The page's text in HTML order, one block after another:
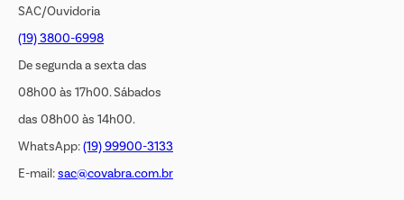
SAC/Ouvidoria
(19) 3800-6998
De segunda a sexta das
08h00 às 17h00. Sábados
das 08h00 às 14h00.
WhatsApp:(19) 99900-3133
E-mail:sac@covabra.com.br